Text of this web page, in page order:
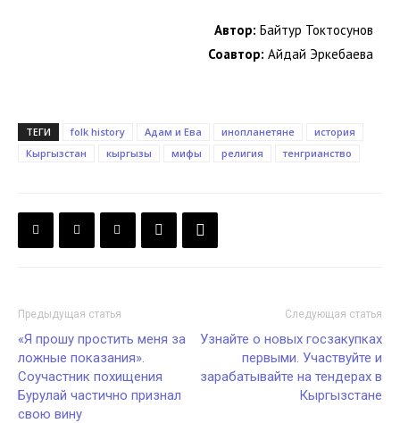
Автор: Байтур Токтосунов
Соавтор: Айдай Эркебаева
ТЕГИ folk history Адам и Ева инопланетяне
история
Кыргызстан
кыргызы мифы религия тенгрианство
Предыдущая статья
«Я прошу простить меня за
ложные показания».
Соучастник похищения
Бурулай частично признал
свою вину
Следующая статья
Узнайте о новых госзакупках
первыми. Участвуйте и
зарабатывайте на тендерах в
Кыргызстане